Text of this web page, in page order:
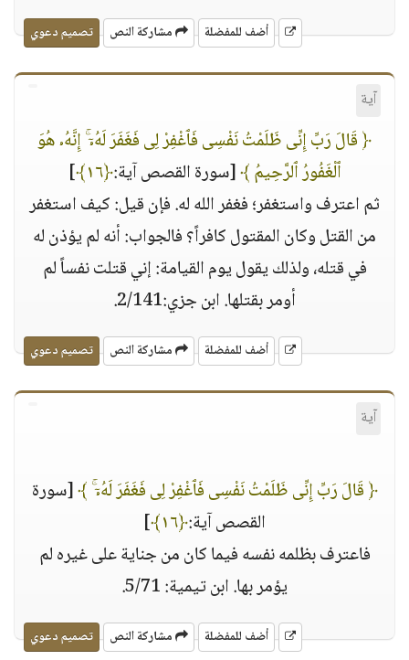
أضف للمفضلة مشاركة النص تصميم دعوي
آية
﴿ قَالَ رَبِّ إِنِّى ظَلَمْتُ نَفْسِى فَٱغْفِرْ لِى فَغَفَرَ لَهُۥٓ ۚ إِنَّهُۥ هُوَ
ٱلْغَفُورُ ٱلرَّحِيمُ ﴾[سورة القصص آية:﴿١٦﴾
]
ثم اعترف واستغفر؛ فغفر الله له. فإن قيل: كيف استغفر
من القتل وكان المقتول كافراً؟ فالجواب: أنه لم يؤذن له
في قتله، ولذلك يقول يوم القيامة: إني قتلت نفساً لم
أومر بقتلها. ابن جزي:2/141.
أضف للمفضلة مشاركة النص تصميم دعوي
آية
﴿ قَالَ رَبِّ إِنِّى ظَلَمْتُ نَفْسِى فَٱغْفِرْ لِى فَغَفَرَ لَهُۥٓ ۚ ﴾[سورة
القصص آية:﴿١٦﴾
]
فاعترف بظلمه نفسه فيما كان من جناية على غيره لم
يؤمر بها. ابن تيمية: 5/71.
أضف للمفضلة مشاركة النص تصميم دعوي